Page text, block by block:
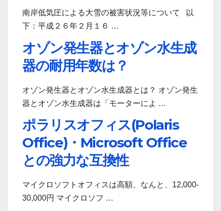
南岸低気圧による大雪の被害状況等について 以
下：平成２６年２月１６ …
オゾン発生器とオゾン水生成
器の耐用年数は？
オゾン発生器とオゾン水生成器とは？ オゾン発生
器とオゾン水生成器は「モーターによ …
ポラリスオフィス(Polaris
Office)・Microsoft Office
との強力な互換性
マイクロソフトオフィスは高額、なんと、12,000-
30,000円 マイクロソフ …